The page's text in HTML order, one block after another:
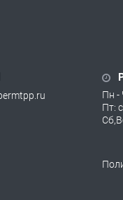
Пн -
Пт: